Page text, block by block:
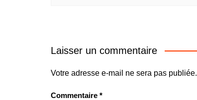
Laisser un commentaire
Votre adresse e-mail ne sera pas publiée.
Commentaire *